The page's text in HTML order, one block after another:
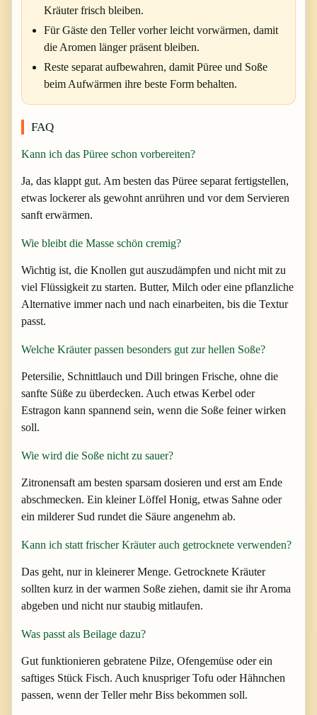
Kräuter frisch bleiben.
Für Gäste den Teller vorher leicht vorwärmen, damit
die Aromen länger präsent bleiben.
Reste separat aufbewahren, damit Püree und Soße
beim Aufwärmen ihre beste Form behalten.
FAQ
Kann ich das Püree schon vorbereiten?
Ja, das klappt gut. Am besten das Püree separat fertigstellen,
etwas lockerer als gewohnt anrühren und vor dem Servieren
sanft erwärmen.
Wie bleibt die Masse schön cremig?
Wichtig ist, die Knollen gut auszudämpfen und nicht mit zu
viel Flüssigkeit zu starten. Butter, Milch oder eine pflanzliche
Alternative immer nach und nach einarbeiten, bis die Textur
passt.
Welche Kräuter passen besonders gut zur hellen Soße?
Petersilie, Schnittlauch und Dill bringen Frische, ohne die
sanfte Süße zu überdecken. Auch etwas Kerbel oder
Estragon kann spannend sein, wenn die Soße feiner wirken
soll.
Wie wird die Soße nicht zu sauer?
Zitronensaft am besten sparsam dosieren und erst am Ende
abschmecken. Ein kleiner Löffel Honig, etwas Sahne oder
ein milderer Sud rundet die Säure angenehm ab.
Kann ich statt frischer Kräuter auch getrocknete verwenden?
Das geht, nur in kleinerer Menge. Getrocknete Kräuter
sollten kurz in der warmen Soße ziehen, damit sie ihr Aroma
abgeben und nicht nur staubig mitlaufen.
Was passt als Beilage dazu?
Gut funktionieren gebratene Pilze, Ofengemüse oder ein
saftiges Stück Fisch. Auch knuspriger Tofu oder Hähnchen
passen, wenn der Teller mehr Biss bekommen soll.